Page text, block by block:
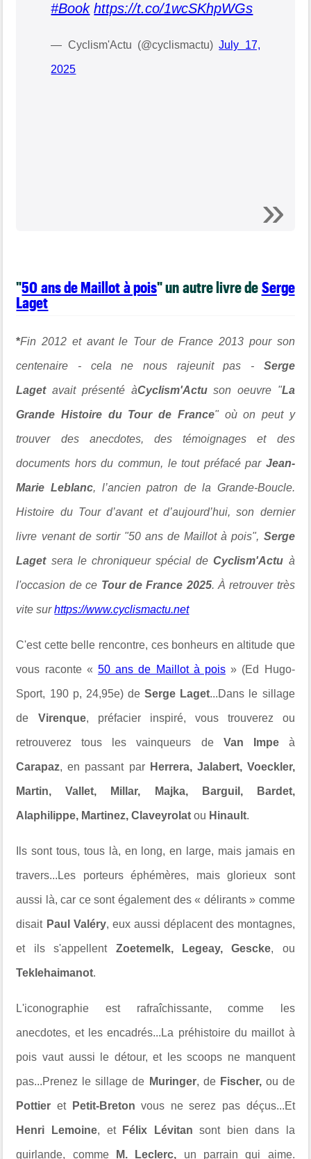
#Book https://t.co/1wcSKhpWGs
— Cyclism'Actu (@cyclismactu)July 17,
2025
"50 ans de Maillot à pois" un autre livre deSerge
Laget
*Fin 2012 et avant le Tour de France 2013 pour son
centenaire - cela ne nous rajeunit pas - Serge
Lagetavait présenté àCyclism'Actuson oeuvre "La
Grande Histoire du Tour de France" où on peut y
trouver des anecdotes, des témoignages et des
documents hors du commun, le tout préfacé parJean-
Marie Leblanc, l’ancien patron de la Grande-Boucle.
Histoire du Tour d’avant et d’aujourd’hui, son dernier
livre venant de sortir "50 ans de Maillot à pois", Serge
Lagetsera le chroniqueur spécial deCyclism'Actu à
l'occasion de ce Tour de France 2025. À retrouver très
vite surhttps://www.cyclismactu.net
C'est cette belle rencontre, ces bonheurs en altitude que
vous raconte «50 ans de Maillot à pois» (Ed Hugo-
Sport, 190 p, 24,95e) deSerge Laget...Dans le sillage
de Virenque, préfacier inspiré, vous trouverez ou
retrouverez tous les vainqueurs de Van Impe à
Carapaz, en passant par Herrera, Jalabert, Voeckler,
Martin, Vallet, Millar, Majka, Barguil, Bardet,
Alaphilippe, Martinez, Claveyrolat ou Hinault.
Ils sont tous, tous là, en long, en large, mais jamais en
travers...Les porteurs éphémères, mais glorieux sont
aussi là, car ce sont également des « délirants » comme
disait Paul Valéry, eux aussi déplacent des montagnes,
et ils s'appellent Zoetemelk, Legeay, Gescke, ou
Teklehaimanot.
L'iconographie est rafraîchissante, comme les
anecdotes, et les encadrés...La préhistoire du maillot à
pois vaut aussi le détour, et les scoops ne manquent
pas...Prenez le sillage de Muringer, de Fischer,ou de
Pottier et Petit-Breton vous ne serez pas déçus...Et
Henri Lemoine, et Félix Lévitansont bien dans la
guirlande, comme M. Leclerc, un parrain qui aime.